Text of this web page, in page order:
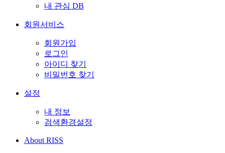
내 관심 DB
회원서비스
회원가입
로그인
아이디 찾기
비밀번호 찾기
설정
내 정보
검색환경설정
About RISS